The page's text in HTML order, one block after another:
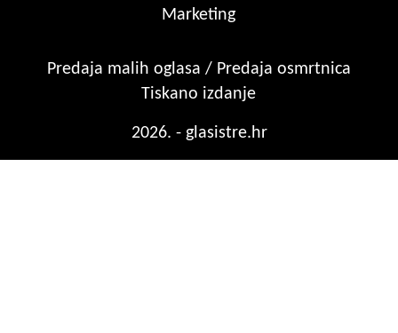
Marketing
Predaja malih oglasa / Predaja osmrtnica
Tiskano izdanje
2026. - glasistre.hr